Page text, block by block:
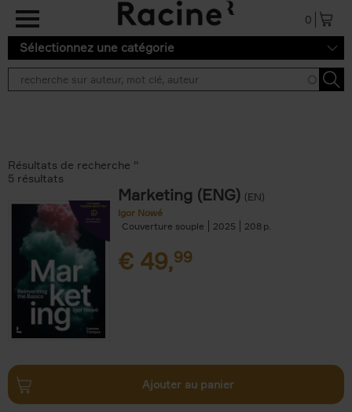
Aller au contenu principal
0
Sélectionnez une catégorie
Résultats de recherche ''
5 résultats
Marketing (ENG) (EN)
Igor Nowé
Couverture souple
2025 208
€ 49,99
Ajouter au panier